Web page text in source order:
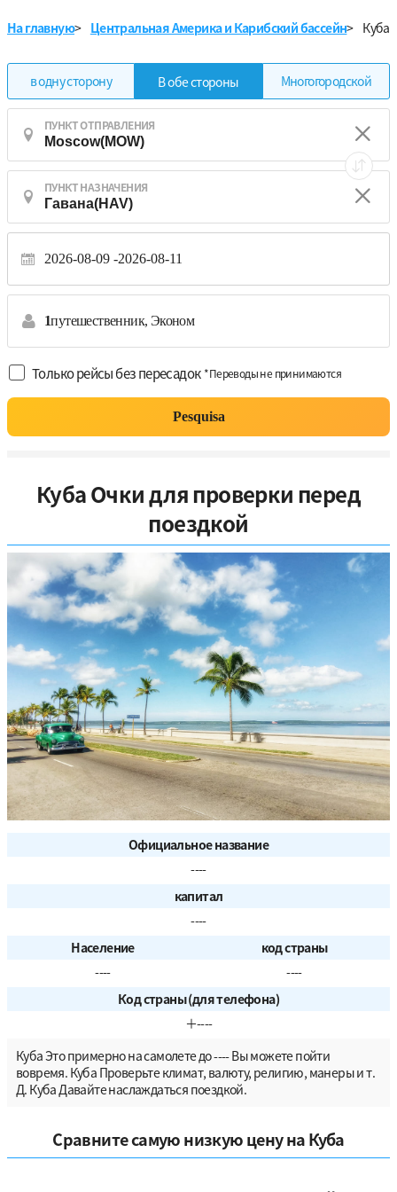
На главную> Центральная Америка и Карибский бассейн> Куба
в одну сторону В обе стороны Многогородской
ПУНКТ ОТПРАВЛЕНИЯ
ПУНКТ НАЗНАЧЕНИЯ
2026-08-09 2026-08-11
1путешественник, Эконом
Только рейсы без пересадок *Переводы не принимаются
Pesquisa
Куба Очки для проверки перед
поездкой
Официальное название
----
капитал
----
Население
код страны
----
----
Код страны (для телефона)
＋----
Куба Это примерно на самолете до ---- Вы можете пойти
вовремя. Куба Проверьте климат, валюту, религию, манеры и т.
Д. Куба Давайте наслаждаться поездкой.
Сравните самую низкую цену на Куба